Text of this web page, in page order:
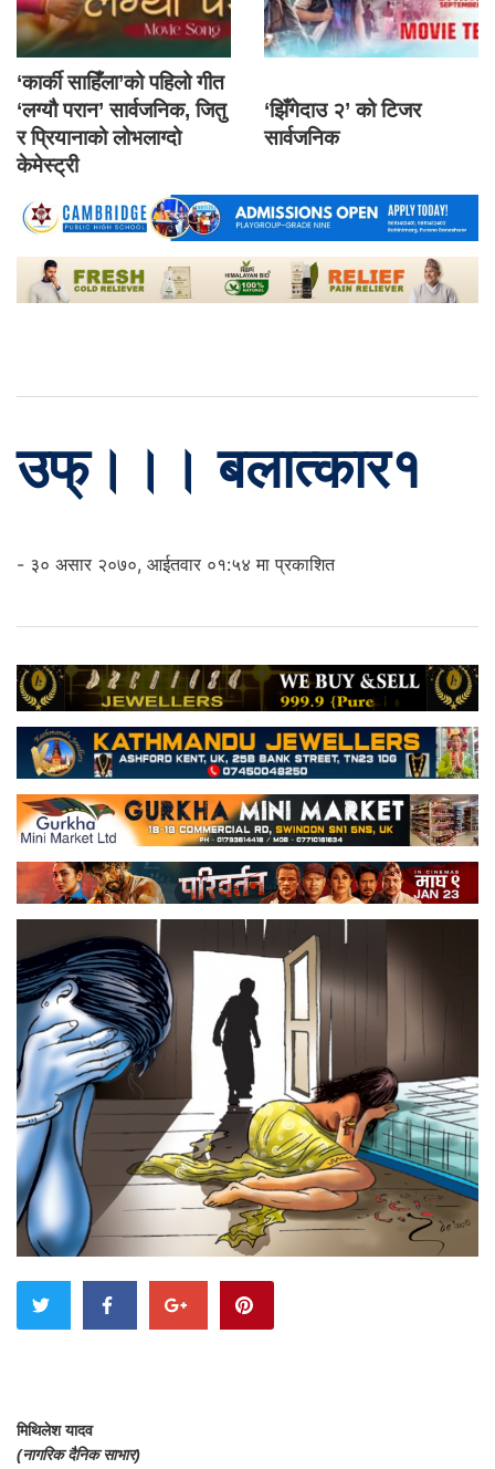
‘कार्की साहिँला’को पहिलो गीत
‘लग्यौ परान’ सार्वजनिक, जितु
र प्रियानाको लोभलाग्दो
केमेस्ट्री
‘झिँगेदाउ २’ को टिजर
सार्वजनिक
उफ्।।। बलात्कार१
- ३० असार २०७०, आईतवार ०१:५४ मा प्रकाशित
मिथिलेश यादव
(नागरिक दैनिक साभार)